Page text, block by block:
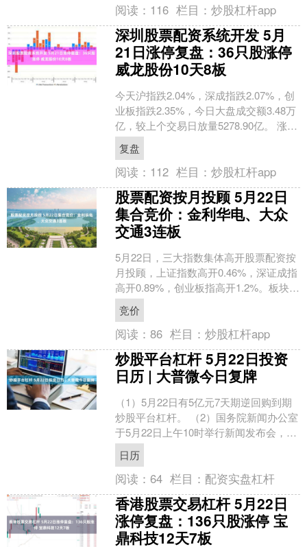
阅读： 116 栏目：炒股杠杆app
深圳股票配资系统开发 5月
21日涨停复盘：36只股涨停
威龙股份10天8板
今天沪指跌2.04%，深成指跌2.07%，创
业板指跌2.35%，今日大盘成交额3.48万
亿，较上个交易日放量5278.90亿。 涨停
个股数量方面，今日共计36股....
复盘
阅读： 112 栏目：炒股杠杆app
股票配资按月投顾 5月22日
集合竞价：金利华电、大众
交通3连板
5月22日，三大指数集体高开股票配资按
月投顾，上证指数高开0.46%，深证成指
高开0.89%，创业板指高开1.2%。板块方
面，燃料电池领涨，亿华通-U涨2.62....
竞价
阅读：86 栏目：炒股杠杆app
炒股平台杠杆 5月22日投资
日历 | 大普微今日复牌
（1）5月22日有5亿元7天期逆回购到期
炒股平台杠杆。 （2）国务院新闻办公室
于5月22日上午10时举行新闻发布会，介
绍第四届中国国际供应链促进博览会筹
备情况，....
日历
阅读：64 栏目： 配资实盘杠杆
香港股票交易杠杆 5月22日
涨停复盘：136只股涨停 宝
鼎科技12天7板